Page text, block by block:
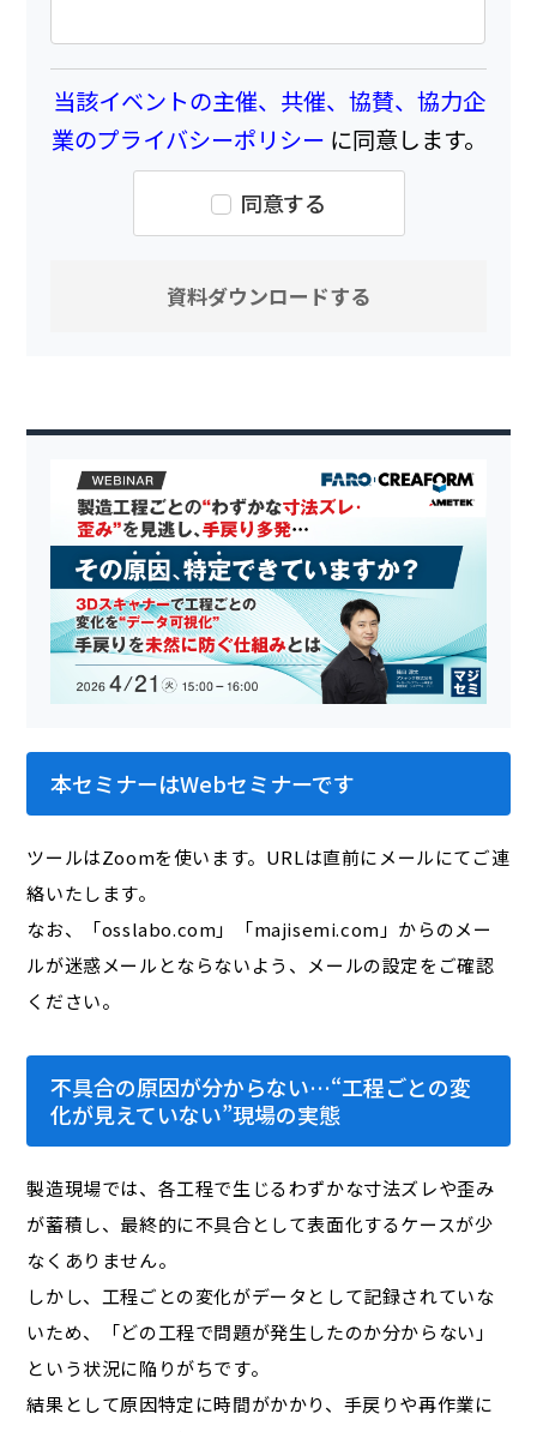
当該イベントの主催、共催、協賛、協力企
業のプライバシーポリシー に同意します。
同意する
本セミナーはWebセミナーです
ツールはZoomを使います。URLは直前にメールにてご連
絡いたします。
なお、「osslabo.com」「majisemi.com」からのメー
ルが迷惑メールとならないよう、メールの設定をご確認
ください。
不具合の原因が分からない…“工程ごとの変
化が見えていない”現場の実態
製造現場では、各工程で生じるわずかな寸法ズレや歪み
が蓄積し、最終的に不具合として表面化するケースが少
なくありません。
しかし、工程ごとの変化がデータとして記録されていな
いため、「どの工程で問題が発生したのか分からない」
という状況に陥りがちです。
結果として原因特定に時間がかかり、手戻りや再作業に